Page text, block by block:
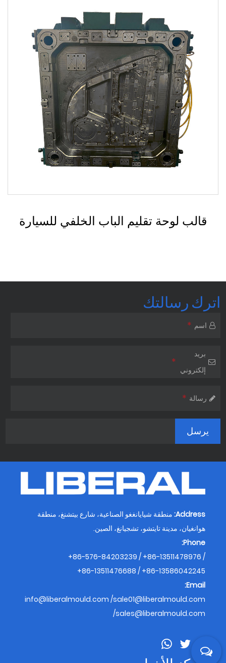
قالب نظام التشغيل الساخن للسيارات
اترك رسالتك
اسم *
بريد
إلكتروني
*
رسالة *
Address: منطقة شيايانغغو الصناعية، شارع بيتشنغ، منطقة
هوانغيان، مدينة تايتشو، تشجيانغ، الصين.
Phone:
+86-576-84203239 / +86-13511478976 /
+86-13511476688 / +86-13586042245
Email:
info@liberalmould.com /sale01@liberalmould.com
/sales@liberalmould.com